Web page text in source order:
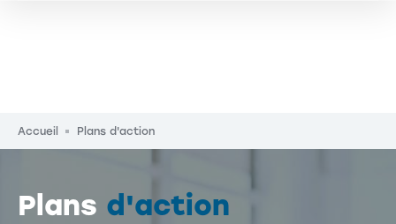
Fil d'Ariane
Accueil Plans d'action
Plans d'action